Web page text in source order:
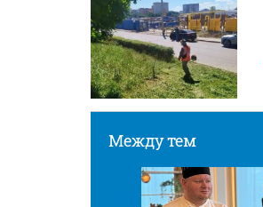
Между тем